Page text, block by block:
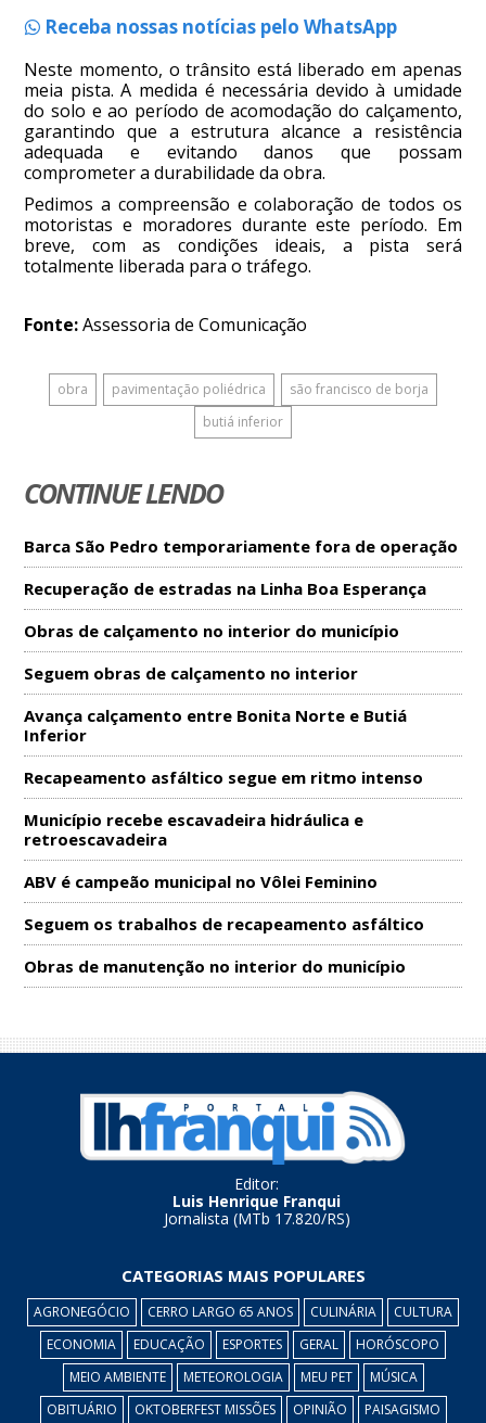
Receba nossas notícias pelo WhatsApp
Neste momento, o trânsito está liberado em apenas
meia pista. A medida é necessária devido à umidade
do solo e ao período de acomodação do calçamento,
garantindo que a estrutura alcance a resistência
adequada e evitando danos que possam
comprometer a durabilidade da obra.
Pedimos a compreensão e colaboração de todos os
motoristas e moradores durante este período. Em
breve, com as condições ideais, a pista será
totalmente liberada para o tráfego.
Fonte:Assessoria de Comunicação
obra pavimentação poliédrica
são francisco de borja
butiá inferior
CONTINUE LENDO
Barca São Pedro temporariamente fora de operação
Recuperação de estradas na Linha Boa Esperança
Obras de calçamento no interior do município
Seguem obras de calçamento no interior
Avança calçamento entre Bonita Norte e Butiá
Inferior
Recapeamento asfáltico segue em ritmo intenso
Município recebe escavadeira hidráulica e
retroescavadeira
ABV é campeão municipal no Vôlei Feminino
Seguem os trabalhos de recapeamento asfáltico
Obras de manutenção no interior do município
Editor:
Luis Henrique Franqui
Jornalista (MTb 17.820/RS)
CATEGORIAS MAIS POPULARES
AGRONEGÓCIO CERRO LARGO 65 ANOS CULINÁRIA
CULTURA
ECONOMIA
EDUCAÇÃO ESPORTES GERAL
HORÓSCOPO
MEIO AMBIENTE
METEOROLOGIA MEU PET
MÚSICA
OBITUÁRIO
OKTOBERFEST MISSÕES OPINIÃO PAISAGISMO